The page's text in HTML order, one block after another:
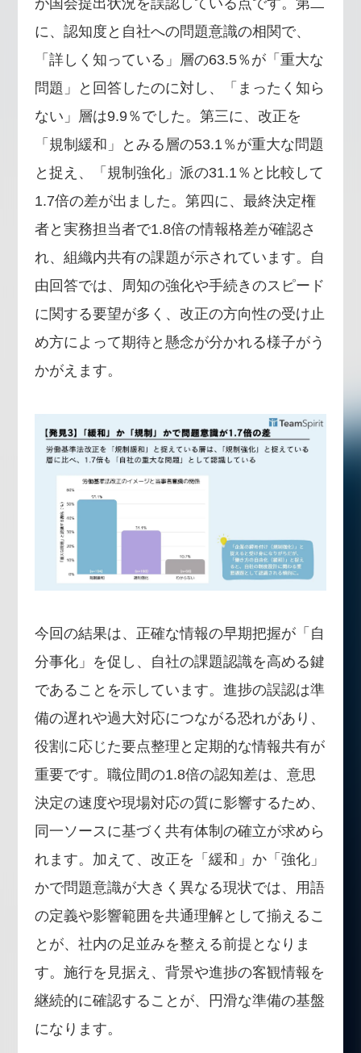
が国会提出状況を誤認している点です。第二
に、認知度と自社への問題意識の相関で、
「詳しく知っている」層の63.5％が「重大な
問題」と回答したのに対し、「まったく知ら
ない」層は9.9％でした。第三に、改正を
「規制緩和」とみる層の53.1％が重大な問題
と捉え、「規制強化」派の31.1％と比較して
1.7倍の差が出ました。第四に、最終決定権
者と実務担当者で1.8倍の情報格差が確認さ
れ、組織内共有の課題が示されています。自
由回答では、周知の強化や手続きのスピード
に関する要望が多く、改正の方向性の受け止
め方によって期待と懸念が分かれる様子がう
かがえます。
今回の結果は、正確な情報の早期把握が「自
分事化」を促し、自社の課題認識を高める鍵
であることを示しています。進捗の誤認は準
備の遅れや過大対応につながる恐れがあり、
役割に応じた要点整理と定期的な情報共有が
重要です。職位間の1.8倍の認知差は、意思
決定の速度や現場対応の質に影響するため、
同一ソースに基づく共有体制の確立が求めら
れます。加えて、改正を「緩和」か「強化」
かで問題意識が大きく異なる現状では、用語
の定義や影響範囲を共通理解として揃えるこ
とが、社内の足並みを整える前提となりま
す。施行を見据え、背景や進捗の客観情報を
継続的に確認することが、円滑な準備の基盤
になります。